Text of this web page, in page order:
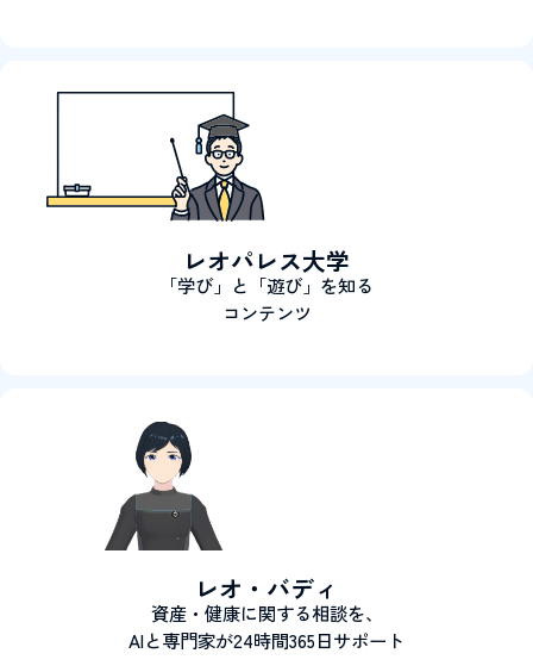
レオパレス大学
「学び」と「遊び」を知る
コンテンツ
レオ・バディ
資産・健康に関する相談を、
AIと専門家が24時間365日サポート